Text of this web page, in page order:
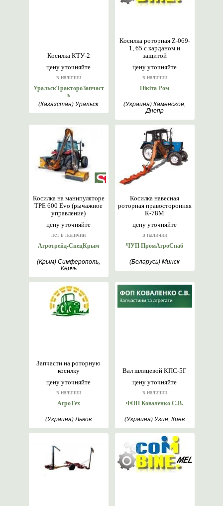
цену уточняйте
в наличии
Косилка КТУ-2
УральскТрактороЗапчаст
ь
(Казахстан) Уральск
цену уточняйте
в наличии
Косилка роторная Z-069-
1, 65 с карданом и
защитой
Нікіта-Ром
(Украина) Каменское,
Днепр
цену уточняйте
нет в наличии
Косилка на манипуляторе
TPE 600 Evo (рычажное
управление)
Агротрейд-СпецКрым
(Крым) Симферополь,
Керчь
цену уточняйте
в наличии
Косилка навесная
роторная правосторонняя
К-78М
ЧУП ПромАгроСнаб
(Беларусь) Минск
цену уточняйте
в наличии
Запчасти на роторную
косилку
АгроТех
(Украина) Львов
цену уточняйте
в наличии
Вал шлицевой КПС-5Г
ФОП Коваленко С.В.
(Украина) Узин, Киев